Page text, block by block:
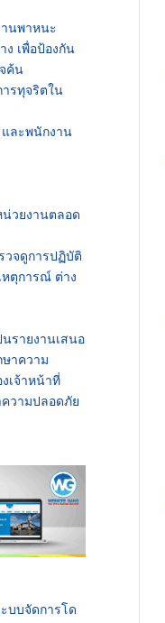
นพาหนะ
ง เพื่อป้องกัน
ค้น
รทุจริตใน
ละพนักงาน
วยงานตลอด
วจดูการปฏิบัติ
ตุการณ์ ต่าง
รายงานเสนอ
าความ
เจ้าหน้าที่
วามปลอดภัย
บบจัดการโด